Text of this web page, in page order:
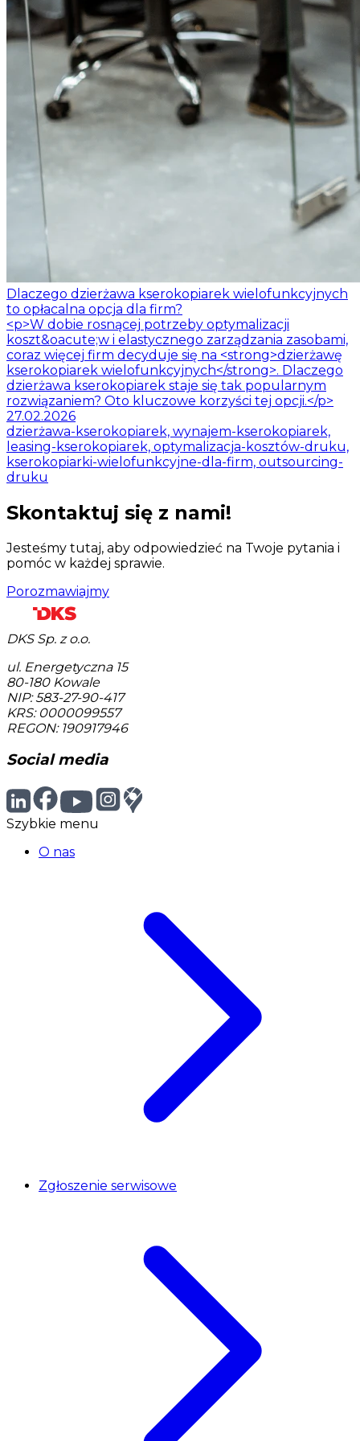
Dlaczego dzierżawa kserokopiarek wielofunkcyjnych
to opłacalna opcja dla firm?
<p>W dobie rosnącej potrzeby optymalizacji
koszt&oacute;w i elastycznego zarządzania zasobami,
coraz więcej firm decyduje się na <strong>dzierżawę
kserokopiarek wielofunkcyjnych</strong>. Dlaczego
dzierżawa kserokopiarek staje się tak popularnym
rozwiązaniem? Oto kluczowe korzyści tej opcji.</p>
27.02.2026
dzierżawa-kserokopiarek, wynajem-kserokopiarek,
leasing-kserokopiarek, optymalizacja-kosztów-druku,
kserokopiarki-wielofunkcyjne-dla-firm, outsourcing-
druku
Skontaktuj się z nami!
Jesteśmy tutaj, aby odpowiedzieć na Twoje pytania i
pomóc w każdej sprawie.
Porozmawiajmy
DKS Sp. z o.o.
ul. Energetyczna 15
80-180 Kowale
NIP: 583-27-90-417
KRS: 0000099557
REGON: 190917946
Social media
Szybkie menu
O nas
Zgłoszenie serwisowe